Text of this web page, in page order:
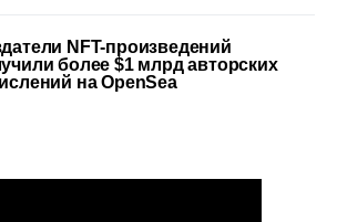
NFT-произведений
более $1 млрд авторских
на OpenSea